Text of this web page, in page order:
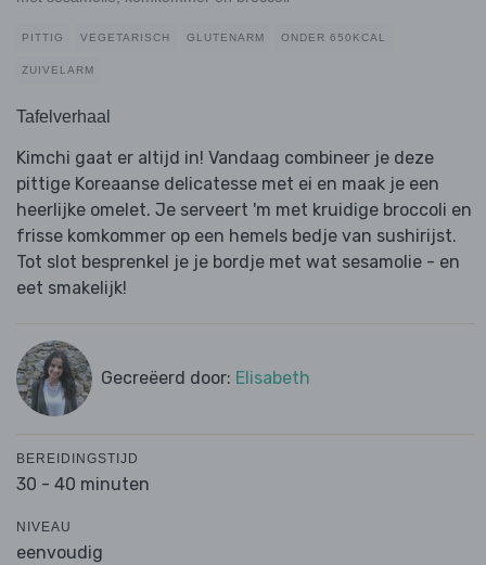
PITTIG VEGETARISCH GLUTENARM ONDER 650KCAL
ZUIVELARM
Tafelverhaal
Kimchi gaat er altijd in! Vandaag combineer je deze
pittige Koreaanse delicatesse met ei en maak je een
heerlijke omelet. Je serveert 'm met kruidige broccoli en
frisse komkommer op een hemels bedje van sushirijst.
Tot slot besprenkel je je bordje met wat sesamolie - en
eet smakelijk!
Gecreëerd door: Elisabeth
BEREIDINGSTIJD
30 - 40 minuten
NIVEAU
eenvoudig